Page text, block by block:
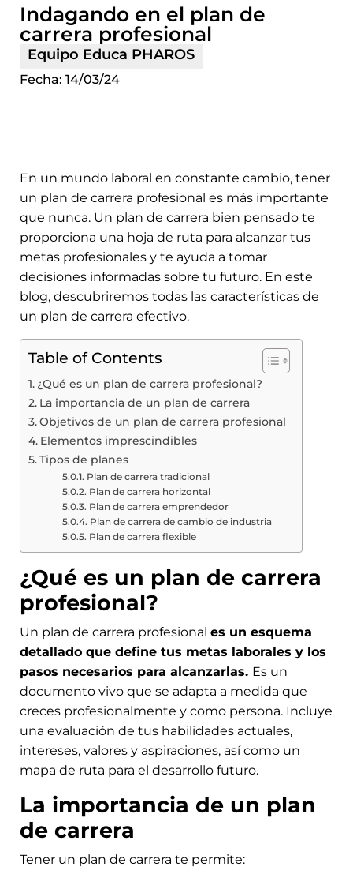
Indagando en el plan de
carrera profesional
Equipo Educa PHAROS
Fecha: 14/03/24
En un mundo laboral en constante cambio, tener
un plan de carrera profesional es más importante
que nunca. Un plan de carrera bien pensado te
proporciona una hoja de ruta para alcanzar tus
metas profesionales y te ayuda a tomar
decisiones informadas sobre tu futuro. En este
blog, descubriremos todas las características de
un plan de carrera efectivo.
Table of Contents
¿Qué es un plan de carrera profesional?
La importancia de un plan de carrera
Objetivos de un plan de carrera profesional
Elementos imprescindibles
Tipos de planes
Plan de carrera tradicional
Plan de carrera horizontal
Plan de carrera emprendedor
Plan de carrera de cambio de industria
Plan de carrera flexible
¿Qué es un plan de carrera
profesional?
Un plan de carrera profesional es un esquema
detallado que define tus metas laborales y los
pasos necesarios para alcanzarlas. Es un
documento vivo que se adapta a medida que
creces profesionalmente y como persona. Incluye
una evaluación de tus habilidades actuales,
intereses, valores y aspiraciones, así como un
mapa de ruta para el desarrollo futuro.
La importancia de un plan
de carrera
Tener un plan de carrera te permite: